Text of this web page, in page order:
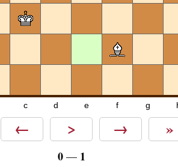
c d e f g
← > → »
0— 1